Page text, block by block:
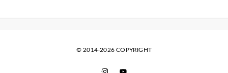
© 2014-2026 COPYRIGHT